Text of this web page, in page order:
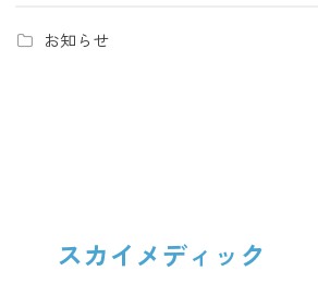
お知らせ
スカイメディック